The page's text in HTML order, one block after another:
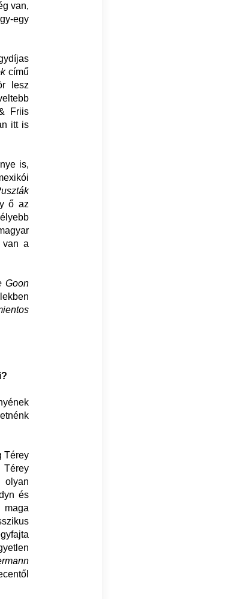
van,
egy
című
lesz
Friis
itt is
is,
ő az
van a
Goon
Térey
és